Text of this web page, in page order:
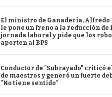
El ministro de Ganadería, Alfredo
le pone un freno a la reducción de
jornada laboral y pide que los
aporten al BPS
Conductor de "Subrayado" criticó
de maestros y generó un fuerte
"No tiene sentido"